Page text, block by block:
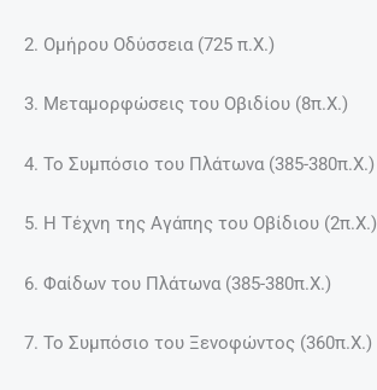
2. Ομήρου Οδύσσεια (725 π.Χ.)
3. Μεταμορφώσεις του Οβιδίου (8π.Χ.)
4. Το Συμπόσιο του Πλάτωνα (385-380π.Χ.)
5. Η Τέχνη της Αγάπης του Οβίδιου (2π.Χ.)
6. Φαίδων του Πλάτωνα (385-380π.Χ.)
7. Το Συμπόσιο του Ξενοφώντος (360π.Χ.)